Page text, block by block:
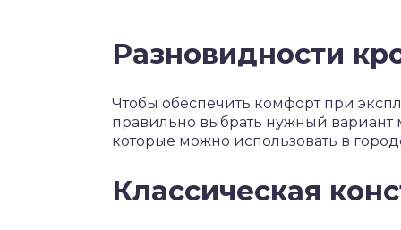
Разновидности
Чтобы обеспечить комфорт при
правильно выбрать нужный
которые можно использовать в
Классическая